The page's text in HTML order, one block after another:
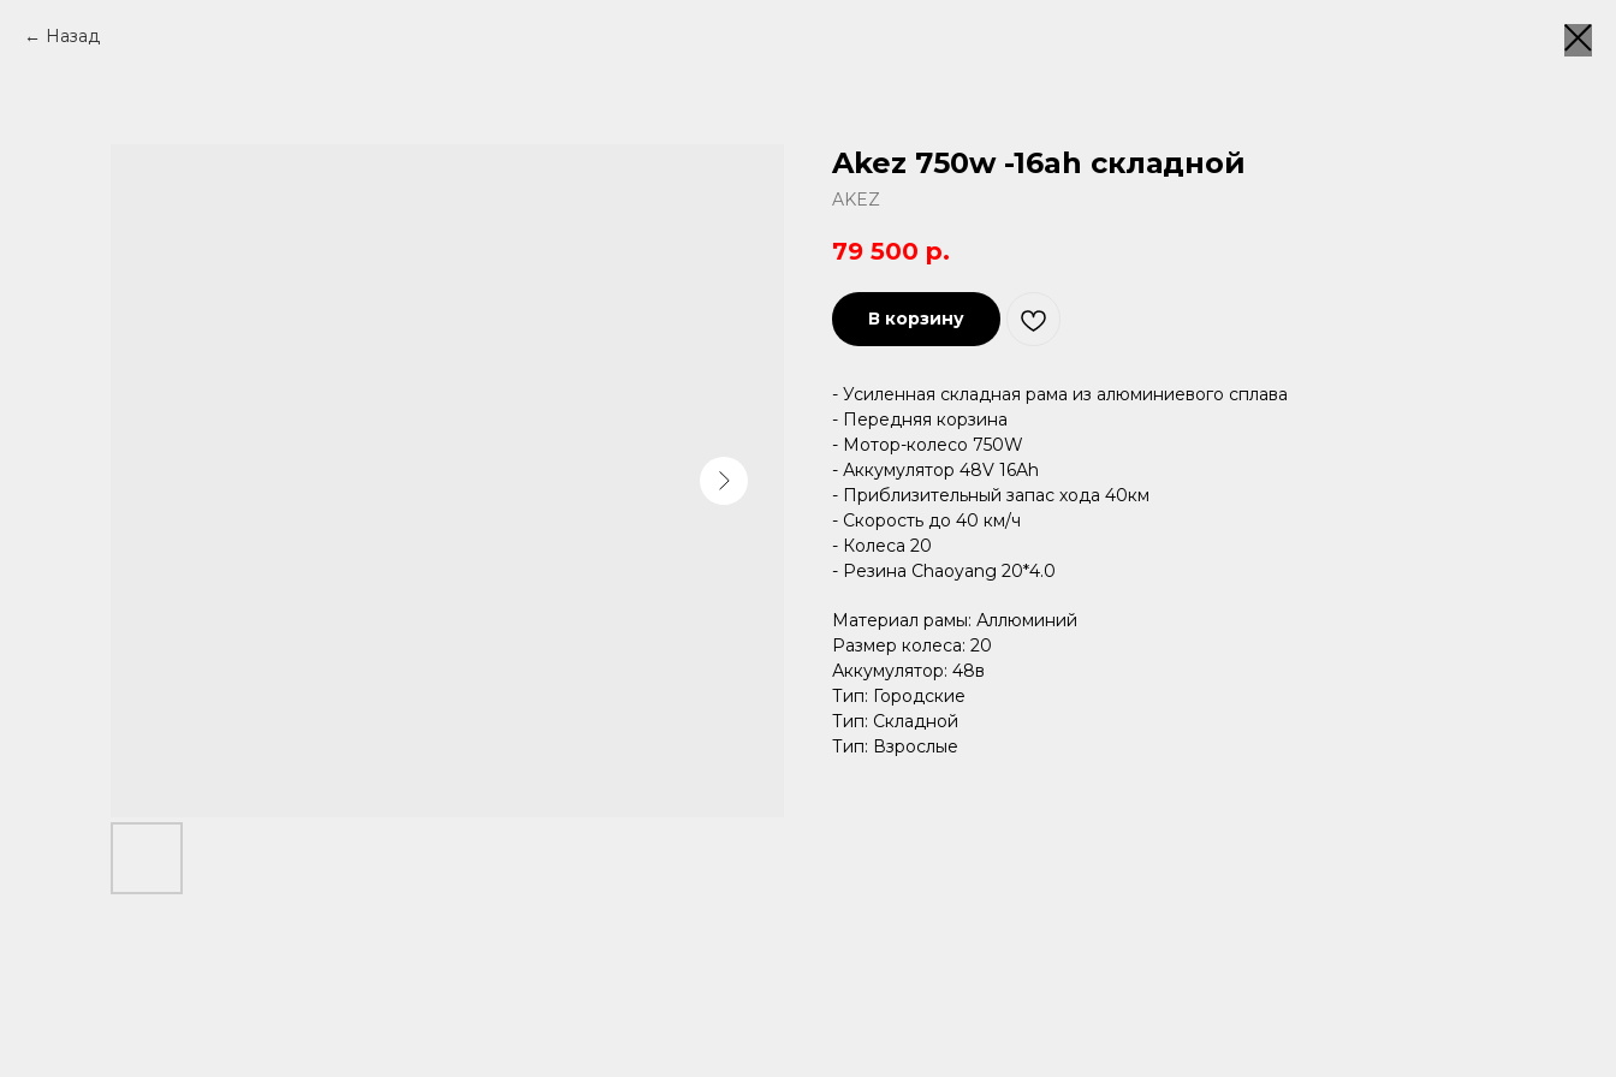
Назад
Akez 750w -16ah складной
AKEZ
79 500 р.
В корзину
- Усиленная складная рама из алюминиевого сплава
- Передняя корзина
- Мотор-колесо 750W
- Аккумулятор 48V 16Ah
- Приблизительный запас хода 40км
- Скорость до 40 км/ч
- Колеса 20
- Резина Chaoyang 20*4.0
Материал рамы: Аллюминий
Размер колеса: 20
Аккумулятор: 48в
Тип: Городские
Тип: Складной
Тип: Взрослые